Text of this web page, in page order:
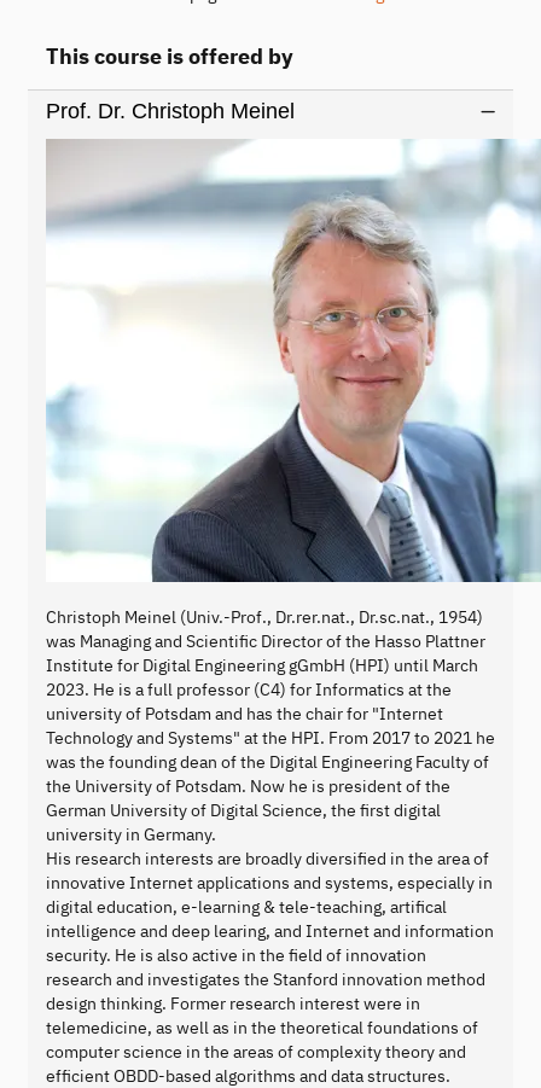
This course is offered by
Prof. Dr. Christoph Meinel
Christoph Meinel (Univ.-Prof., Dr.rer.nat., Dr.sc.nat., 1954)
was Managing and Scientific Director of the Hasso Plattner
Institute for Digital Engineering gGmbH (HPI) until March
2023. He is a full professor (C4) for Informatics at the
university of Potsdam and has the chair for "Internet
Technology and Systems" at the HPI. From 2017 to 2021 he
was the founding dean of the Digital Engineering Faculty of
the University of Potsdam. Now he is president of the
German University of Digital Science, the first digital
university in Germany.
His research interests are broadly diversified in the area of
innovative Internet applications and systems, especially in
digital education, e-learning & tele-teaching, artifical
intelligence and deep learing, and Internet and information
security. He is also active in the field of innovation
research and investigates the Stanford innovation method
design thinking. Former research interest were in
telemedicine, as well as in the theoretical foundations of
computer science in the areas of complexity theory and
efficient OBDD-based algorithms and data structures.